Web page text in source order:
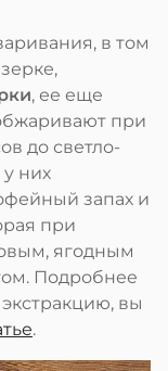
в том
, ее еще
при
до светло-
у них
запах и
при
ягодным
Подробнее
вы
.